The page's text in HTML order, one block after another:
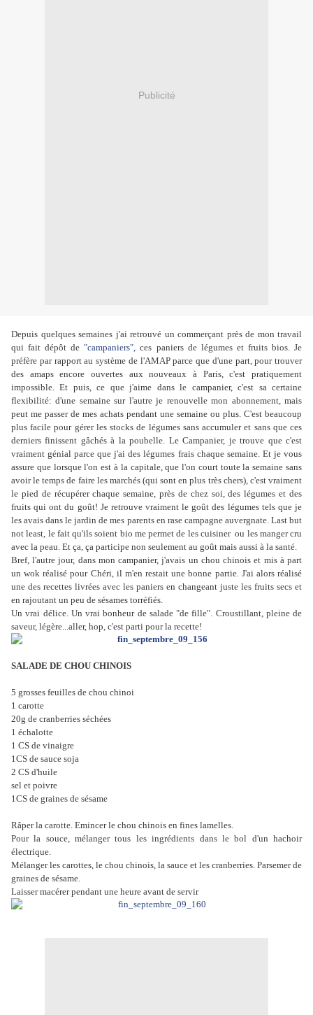
Publicité
Depuis quelques semaines j'ai retrouvé un commerçant près de mon travail
qui fait dépôt de"campaniers", ces paniers de légumes et fruits bios. Je
préfère par rapport au système de l'AMAP parce que d'une part, pour trouver
des amaps encore ouvertes aux nouveaux à Paris, c'est pratiquement
impossible. Et puis, ce que j'aime dans le campanier, c'est sa certaine
flexibilité: d'une semaine sur l'autre je renouvelle mon abonnement, mais
peut me passer de mes achats pendant une semaine ou plus. C'est beaucoup
plus facile pour gérer les stocks de légumes sans accumuler et sans que ces
derniers finissent gâchés à la poubelle. Le Campanier, je trouve que c'est
vraiment génial parce que j'ai des légumes frais chaque semaine. Et je vous
assure que lorsque l'on est à la capitale, que l'on court toute la semaine sans
avoir le temps de faire les marchés (qui sont en plus très chers), c'est vraiment
le pied de récupérer chaque semaine, près de chez soi, des légumes et des
fruits qui ont du goût! Je retrouve vraiment le goût des légumes tels que je
les avais dans le jardin de mes parents en rase campagne auvergnate. Last but
not least, le fait qu'ils soient bio me permet de les cuisiner ou les manger cru
avec la peau. Et ça, ça participe non seulement au goût mais aussi à la santé.
Bref, l'autre jour, dans mon campanier, j'avais un chou chinois et mis à part
un wok réalisé pour Chéri, il m'en restait une bonne partie. J'ai alors réalisé
une des recettes livrées avec les paniers en changeant juste les fruits secs et
en rajoutant un peu de sésames torréfiés.
Un vrai délice. Un vrai bonheur de salade "de fille". Croustillant, pleine de
saveur, légère...aller, hop, c'est parti pour la recette!
SALADE DE CHOU CHINOIS
5 grosses feuilles de chou chinoi
1 carotte
20g de cranberries séchées
1 échalotte
1 CS de vinaigre
1CS de sauce soja
2 CS d'huile
sel et poivre
1CS de graines de sésame
Râper la carotte. Emincer le chou chinois en fines lamelles.
Pour la souce, mélanger tous les ingrédients dans le bol d'un hachoir
électrique.
Mélanger les carottes, le chou chinois, la sauce et les cranberries. Parsemer de
graines de sésame.
Laisser macérer pendant une heure avant de servir